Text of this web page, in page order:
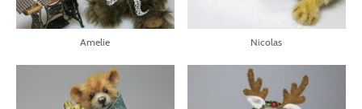
Amelie Nicolas